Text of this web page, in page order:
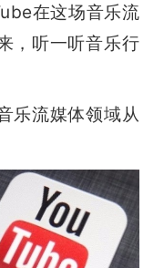
在这场音乐流
，听一听音乐行
乐流媒体领域从